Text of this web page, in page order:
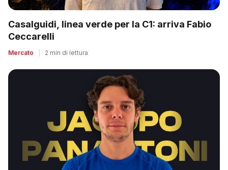
Casalguidi, linea verde per la C1: arriva Fabio
Ceccarelli
Mercato 2 min di lettura